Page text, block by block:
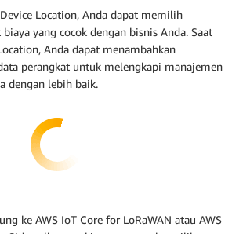
Location, Anda dapat memilih
yang cocok dengan bisnis Anda. Saat
Anda dapat menambahkan
perangkat untuk melengkapi manajemen
dengan lebih baik.
ke AWS IoT Core for LoRaWAN atau AWS